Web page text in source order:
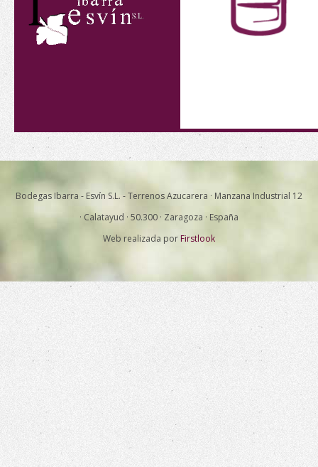
Bodegas Ibarra - Esvín S.L. - Terrenos Azucarera · Manzana Industrial 12
· Calatayud · 50.300 · Zaragoza · España
Web realizada porFirstlook